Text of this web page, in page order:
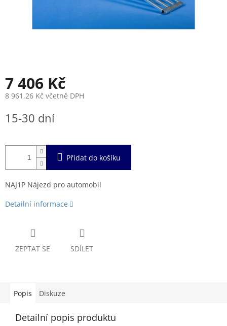
7 406 Kč
8 961,26 Kč včetně DPH
cena:
15-30 dní
Přidat do košíku
NAJ1P Nájezd pro automobil
Detailní informace
ZEPTAT SE SDÍLET
Popis Diskuze
Detailní popis produktu